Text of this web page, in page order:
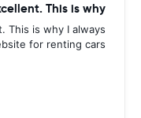
This is why
This is why I always
for renting cars.